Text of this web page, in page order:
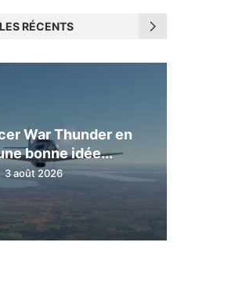
RÉCENTS
War Thunder en
bonne idée...
3 août 2026